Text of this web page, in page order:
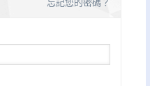
忘記您的密碼？